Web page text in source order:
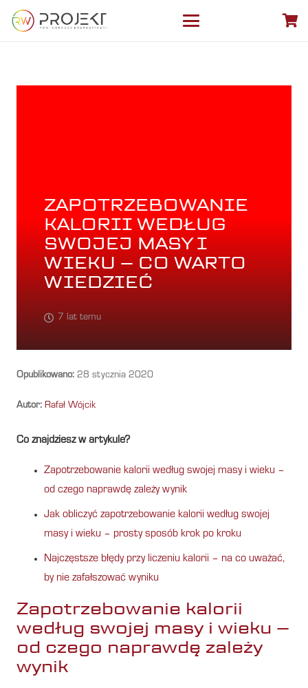
ZAPOTRZEBOWANIE
KALORII WEDŁUG
SWOJEJ MASY I
WIEKU – CO WARTO
WIEDZIEĆ
7 lat temu
Opublikowano: 28 stycznia 2020
Autor: Rafał Wójcik
Co znajdziesz w artykule?
Zapotrzebowanie kalorii według swojej masy i wieku –
od czego naprawdę zależy wynik
Jak obliczyć zapotrzebowanie kalorii według swojej
masy i wieku – prosty sposób krok po kroku
Najczęstsze błędy przy liczeniu kalorii – na co uważać,
by nie zafałszować wyniku
Zapotrzebowanie kalorii
według swojej masy i wieku –
od czego naprawdę zależy
wynik